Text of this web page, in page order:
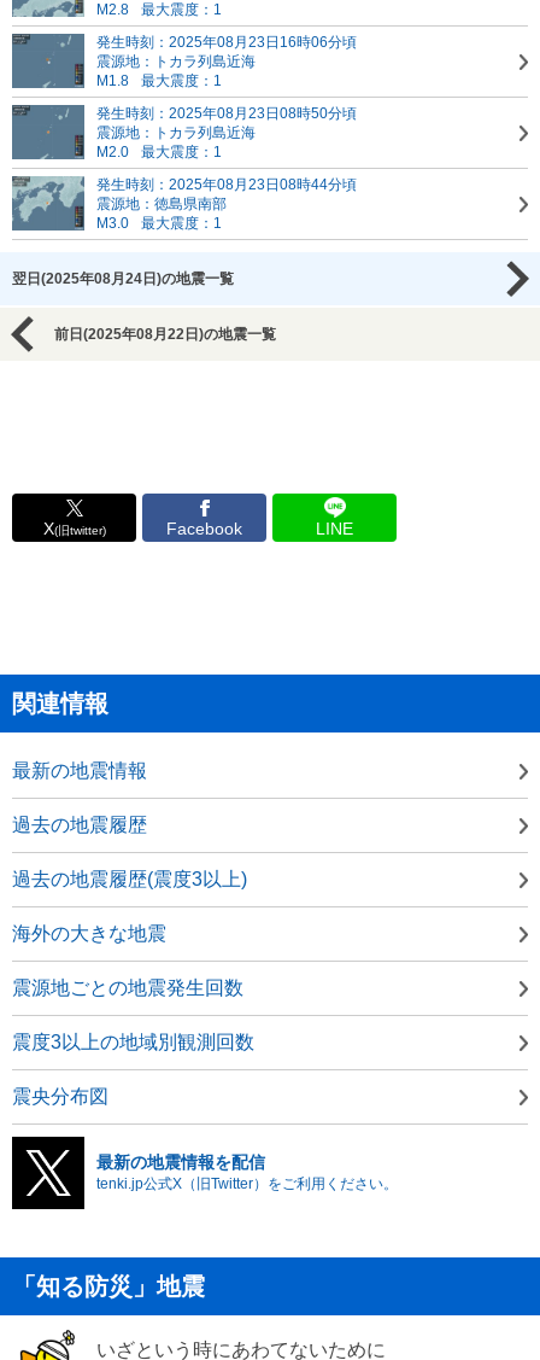
M2.8
最大震度：1
発生時刻：2025年08月23日16時06分頃
震源地：トカラ列島近海
M1.8
最大震度：1
発生時刻：2025年08月23日08時50分頃
震源地：トカラ列島近海
M2.0
最大震度：1
発生時刻：2025年08月23日08時44分頃
震源地：徳島県南部
M3.0
最大震度：1
翌日(2025年08月24日)の地震一覧
前日(2025年08月22日)の地震一覧
X(旧twitter) Facebook LINE
関連情報
最新の地震情報
過去の地震履歴
過去の地震履歴(震度3以上)
海外の大きな地震
震源地ごとの地震発生回数
震度3以上の地域別観測回数
震央分布図
最新の地震情報を配信
tenki.jp公式X（旧Twitter）をご利用ください。
「知る防災」地震
いざという時にあわてないために